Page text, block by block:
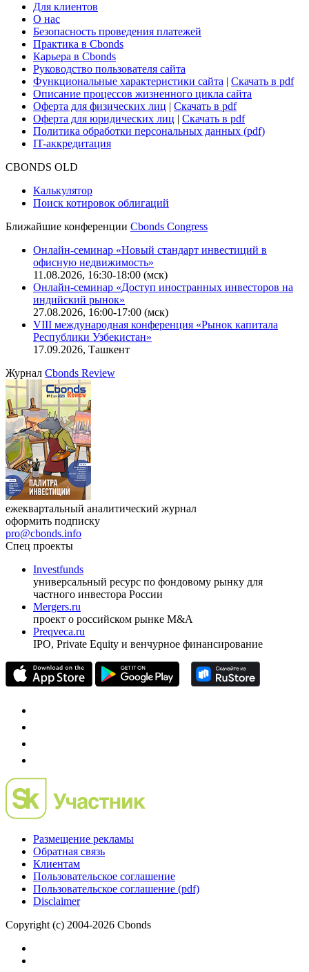
Для клиентов
О нас
Безопасность проведения платежей
Практика в Cbonds
Карьера в Cbonds
Руководство пользователя сайта
Функциональные характеристики сайта | Скачать в pdf
Описание процессов жизненного цикла сайта
Оферта для физических лиц | Скачать в pdf
Оферта для юридических лиц | Скачать в pdf
Политика обработки персональных данных (pdf)
IT-аккредитация
CBONDS OLD
Калькулятор
Поиск котировок облигаций
Ближайшие конференции Cbonds Congress
Онлайн-семинар «Новый стандарт инвестиций в
офисную недвижимость»
11.08.2026, 16:30-18:00 (мск)
Онлайн-семинар «Доступ иностранных инвесторов на
индийский рынок»
27.08.2026, 16:00-17:00 (мск)
VIII международная конференция «Рынок капитала
Республики Узбекистан»
17.09.2026, Ташкент
Журнал Cbonds Review
ежеквартальный аналитический журнал
оформить подписку
pro@cbonds.info
Спец проекты
Investfunds
универсальный ресурс по фондовому рынку для
частного инвестора России
Mergers.ru
проект о российском рынке M&A
Preqveca.ru
IPO, Private Equity и венчурное финансирование
Размещение рекламы
Обратная связь
Клиентам
Пользовательское соглашение
Пользовательское соглашение (pdf)
Disclaimer
Copyright (c) 2004-2026 Cbonds